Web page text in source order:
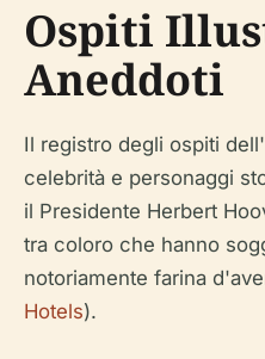
Ospiti
Aneddoti
Il registro degli ospiti
celebrità e personaggi
il Presidente Herbert
tra coloro che hanno
notoriamente farina
Hotels).